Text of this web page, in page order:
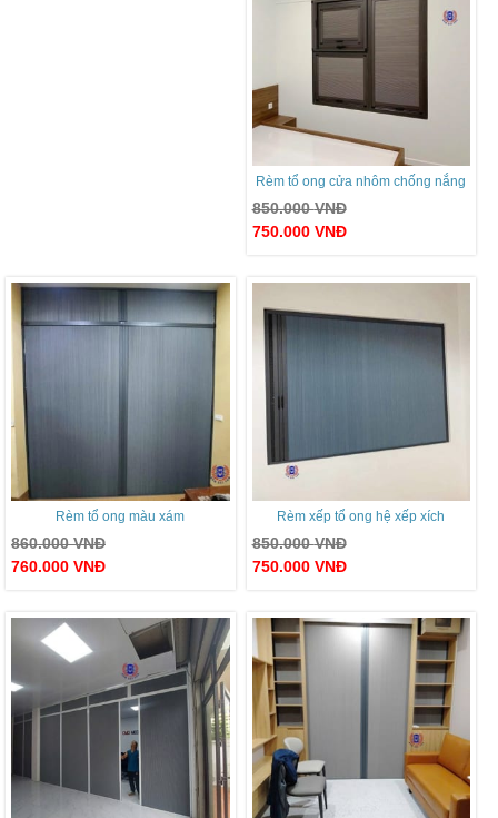
Rèm tổ ong cửa nhôm chống nắng
850.000VNĐ
750.000 VNĐ
Rèm xếp tổ ong hệ xếp xích
850.000VNĐ
750.000 VNĐ
Rèm tổ ong màu xám
860.000VNĐ
760.000 VNĐ